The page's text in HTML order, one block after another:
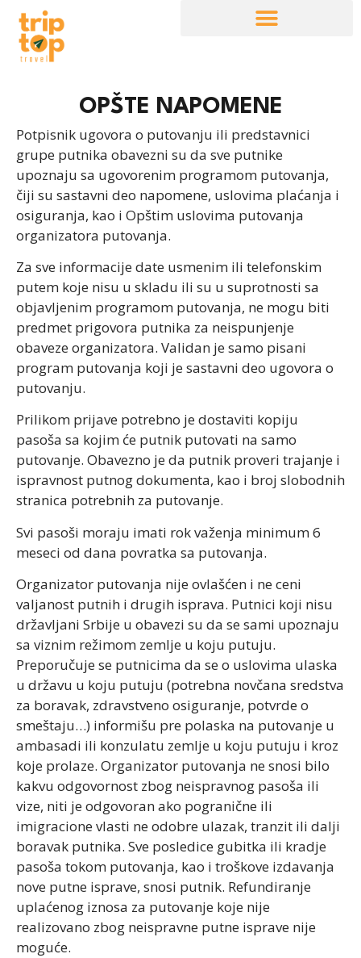
OPŠTE NAPOMENE
Potpisnik ugovora o putovanju ili predstavnici
grupe putnika obavezni su da sve putnike
upoznaju sa ugovorenim programom putovanja,
čiji su sastavni deo napomene, uslovima plaćanja i
osiguranja, kao i Opštim uslovima putovanja
organizatora putovanja.
Za sve informacije date usmenim ili telefonskim
putem koje nisu u skladu ili su u suprotnosti sa
objavljenim programom putovanja, ne mogu biti
predmet prigovora putnika za neispunjenje
obaveze organizatora. Validan je samo pisani
program putovanja koji je sastavni deo ugovora o
putovanju.
Prilikom prijave potrebno je dostaviti kopiju
pasoša sa kojim će putnik putovati na samo
putovanje. Obavezno je da putnik proveri trajanje i
ispravnost putnog dokumenta, kao i broj slobodnih
stranica potrebnih za putovanje.
Svi pasoši moraju imati rok važenja minimum 6
meseci od dana povratka sa putovanja.
Organizator putovanja nije ovlašćen i ne ceni
valjanost putnih i drugih isprava. Putnici koji nisu
državljani Srbije u obavezi su da se sami upoznaju
sa viznim režimom zemlje u koju putuju.
Preporučuje se putnicima da se o uslovima ulaska
u državu u koju putuju (potrebna novčana sredstva
za boravak, zdravstveno osiguranje, potvrde o
smeštaju…) informišu pre polaska na putovanje u
ambasadi ili konzulatu zemlje u koju putuju i kroz
koje prolaze. Organizator putovanja ne snosi bilo
kakvu odgovornost zbog neispravnog pasoša ili
vize, niti je odgovoran ako pogranične ili
imigracione vlasti ne odobre ulazak, tranzit ili dalji
boravak putnika. Sve posledice gubitka ili kradje
pasoša tokom putovanja, kao i troškove izdavanja
nove putne isprave, snosi putnik. Refundiranje
uplaćenog iznosa za putovanje koje nije
realizovano zbog neispravne putne isprave nije
moguće.